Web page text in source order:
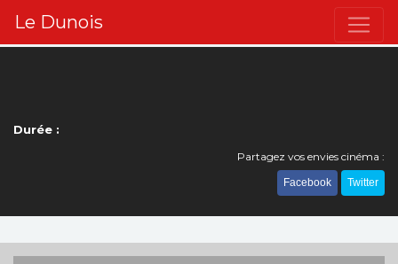
Le Dunois
Durée :
Partagez vos envies cinéma :
Facebook Twitter